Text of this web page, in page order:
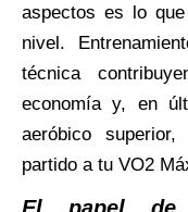
aspectos es lo
nivel.
técnica
economía y, en
aeróbico
partido a tu VO2